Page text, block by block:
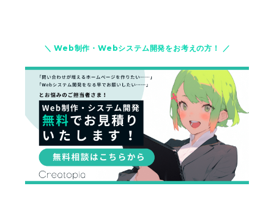
＼ Web制作・Webシステム開発をお考えの方！ ／